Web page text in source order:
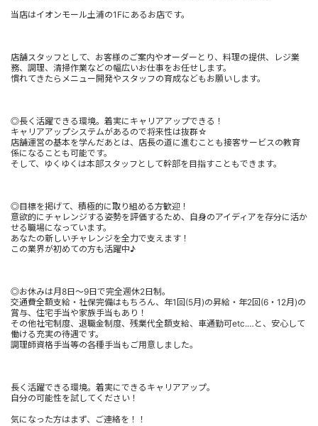
当店はイオンモール土浦の1Fにあるお店です。
店舗スタッフとして、お客様のご案内やオーダーとり、料理の提供、レジ業
務、調理、清掃作業などの幅広いお仕事をお任せします。
慣れてきたらメニュー開発やスタッフの育成などもお願いします。
◎長く活躍できる環境。着実にキャリアアップできる！
キャリアアップシステムがあるので将来性は抜群☆
店舗運営の基本を学んだあとは、店長の道に進むことも接客サービスの教育
係になることも可能です。
そして、ゆくゆくは本部スタッフとして幹部を目指すこともできます。
◎目標を掲げて、積極的に取り組める方歓迎！
意欲的にチャレンジする姿勢を評価するため、自身のアイディアを存分に活か
せる職場になっています。
あなたの新しいチャレンジを全力で支えます！
この業界が初めての方も活躍中♪
◎お休みは月8日～9日で完全週休2日制。
交通費全額支給・社保完備はもちろん、年1回(5月)の昇給・年2回(6・12月)の
賞与、住宅手当や家族手当もあり！
その他社宅制度、退職金制度、残業代全額支給、車通勤可etc.…と、安心して
働ける充実の待遇です。
調理師資格手当等の各種手当もご用意しました。
長く活躍できる環境。着実にできるキャリアアップ。
自分の可能性を試してください！
気になった方はまず、ご連絡を！！